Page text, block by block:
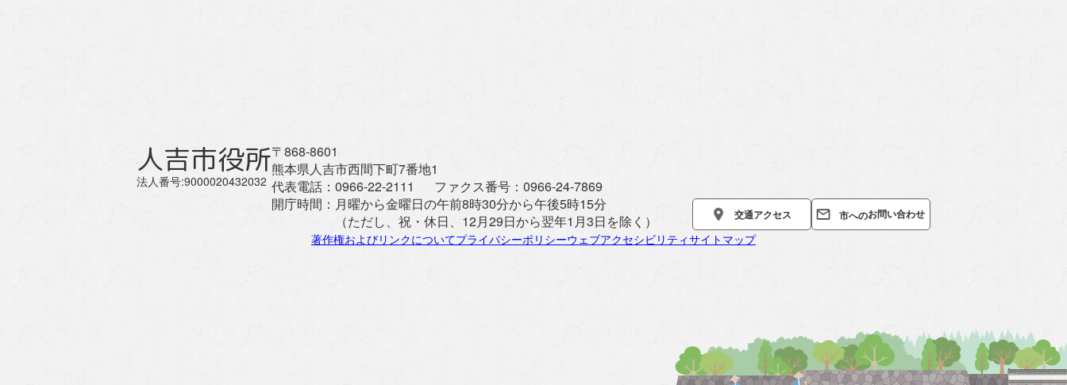
人吉市役所
法人番号:9000020432032
〒868-8601
熊本県人吉市西間下町7番地1
代表電話： 0966-22-2111 ファクス番号： 0966-24-7869
開庁時間： 月曜から金曜日の午前8時30分から午後5時15分
（ただし、祝・休日、12月29日から翌年1月3日を除く）
交通アクセス 市へのお問い合わせ
著作権およびリンクについてプライバシーポリシーウェブアクセシビリティサイトマップ